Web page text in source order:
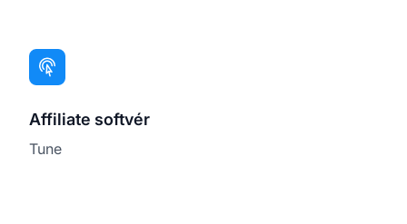
Affiliate softvér
Tune